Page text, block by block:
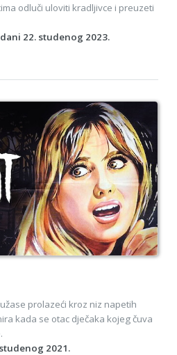
odluči uloviti kradljivce i preuzeti
22. studenog 2023.
prolazeći kroz niz napetih
kada se otac dječaka kojeg čuva
2021.